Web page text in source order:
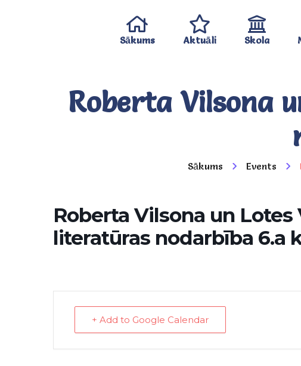
Sākums Aktuāli Skola
Roberta Vilsona
Sākums Events
Roberta Vilsona un
literatūras nodarbība 6.a
+ Add to Google Calendar